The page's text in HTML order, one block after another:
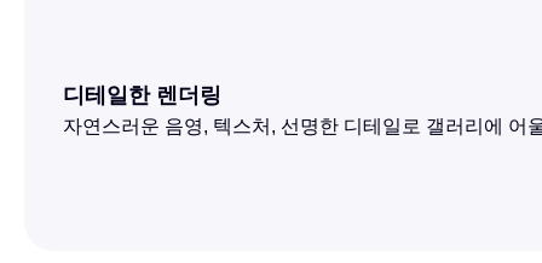
디테일한 렌더링
자연스러운 음영, 텍스처, 선명한 디테일로 갤러리에 어